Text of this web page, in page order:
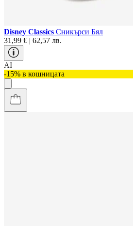
Disney Classics Сникърси Бял
31,99 € | 62,57 лв.
AI
-15% в кошницата